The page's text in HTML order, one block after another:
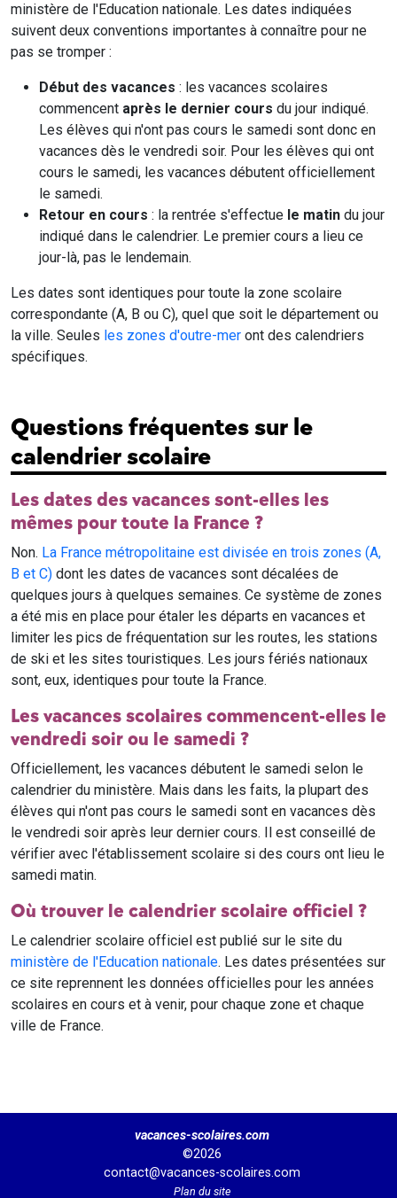
ministère de l'Education nationale. Les dates indiquées
suivent deux conventions importantes à connaître pour ne
pas se tromper :
Début des vacances : les vacances scolaires
commencent après le dernier cours du jour indiqué.
Les élèves qui n'ont pas cours le samedi sont donc en
vacances dès le vendredi soir. Pour les élèves qui ont
cours le samedi, les vacances débutent officiellement
le samedi.
Retour en cours : la rentrée s'effectue le matin du jour
indiqué dans le calendrier. Le premier cours a lieu ce
jour-là, pas le lendemain.
Les dates sont identiques pour toute la zone scolaire
correspondante (A, B ou C), quel que soit le département ou
la ville. Seules les zones d'outre-mer ont des calendriers
spécifiques.
Questions fréquentes sur le
calendrier scolaire
Les dates des vacances sont-elles les
mêmes pour toute la France ?
Non. La France métropolitaine est divisée en trois zones (A,
B et C) dont les dates de vacances sont décalées de
quelques jours à quelques semaines. Ce système de zones
a été mis en place pour étaler les départs en vacances et
limiter les pics de fréquentation sur les routes, les stations
de ski et les sites touristiques. Les jours fériés nationaux
sont, eux, identiques pour toute la France.
Les vacances scolaires commencent-elles le
vendredi soir ou le samedi ?
Officiellement, les vacances débutent le samedi selon le
calendrier du ministère. Mais dans les faits, la plupart des
élèves qui n'ont pas cours le samedi sont en vacances dès
le vendredi soir après leur dernier cours. Il est conseillé de
vérifier avec l'établissement scolaire si des cours ont lieu le
samedi matin.
Où trouver le calendrier scolaire officiel ?
Le calendrier scolaire officiel est publié sur le site du
ministère de l'Education nationale. Les dates présentées sur
ce site reprennent les données officielles pour les années
scolaires en cours et à venir, pour chaque zone et chaque
ville de France.
vacances-scolaires.com
©2026
contact@vacances-scolaires.com
Plan du site